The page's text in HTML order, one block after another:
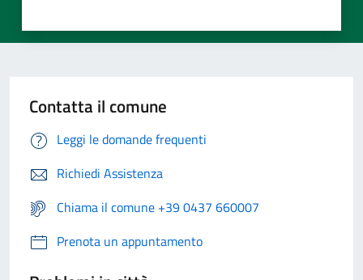
Contatta il comune
Leggi le domande frequenti
Richiedi Assistenza
Chiama il comune +39 0437 660007
Prenota un appuntamento